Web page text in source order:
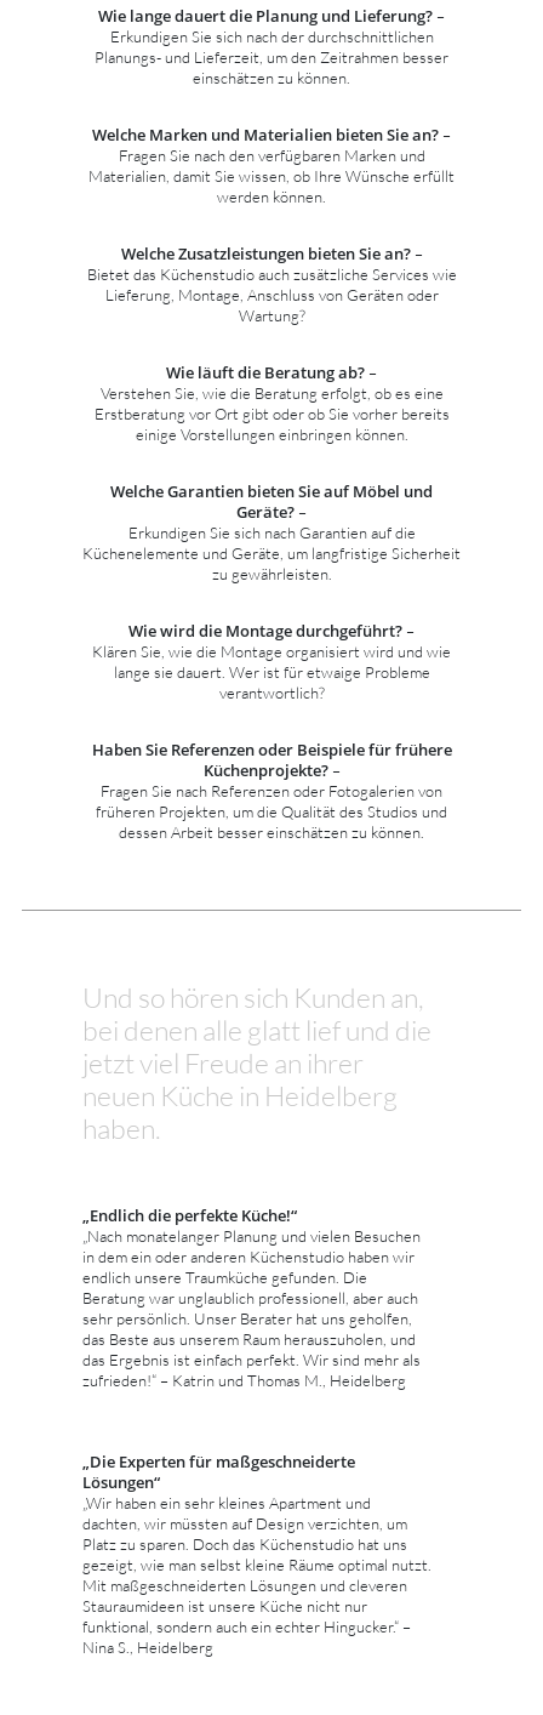
Wie lange dauert die Planung und Lieferung? –
Erkundigen Sie sich nach der durchschnittlichen
Planungs- und Lieferzeit, um den Zeitrahmen besser
einschätzen zu können.
Welche Marken und Materialien bieten Sie an? –
Fragen Sie nach den verfügbaren Marken und
Materialien, damit Sie wissen, ob Ihre Wünsche erfüllt
werden können.
Welche Zusatzleistungen bieten Sie an?–
Bietet das Küchenstudio auch zusätzliche Services wie
Lieferung, Montage, Anschluss von Geräten oder
Wartung?
Wie läuft die Beratung ab? –
Verstehen Sie, wie die Beratung erfolgt, ob es eine
Erstberatung vor Ort gibt oder ob Sie vorher bereits
einige Vorstellungen einbringen können.
Welche Garantien bieten Sie auf Möbel und
Geräte? –
Erkundigen Sie sich nach Garantien auf die
Küchenelemente und Geräte, um langfristige Sicherheit
zu gewährleisten.
Wie wird die Montage durchgeführt? –
Klären Sie, wie die Montage organisiert wird und wie
lange sie dauert. Wer ist für etwaige Probleme
verantwortlich?
Haben Sie Referenzen oder Beispiele für frühere
Küchenprojekte? –
Fragen Sie nach Referenzen oder Fotogalerien von
früheren Projekten, um die Qualität des Studios und
dessen Arbeit besser einschätzen zu können.
Und so hören sich Kunden an,
bei denen alle glatt lief und die
jetzt viel Freude an ihrer
neuen Küche in Heidelberg
haben.
„Endlich die perfekte Küche!“
„Nach monatelanger Planung und vielen Besuchen
in dem ein oder anderen Küchenstudio haben wir
endlich unsere Traumküche gefunden. Die
Beratung war unglaublich professionell, aber auch
sehr persönlich. Unser Berater hat uns geholfen,
das Beste aus unserem Raum herauszuholen, und
das Ergebnis ist einfach perfekt. Wir sind mehr als
zufrieden!“ – Katrin und Thomas M., Heidelberg
„Die Experten für maßgeschneiderte
Lösungen“
„Wir haben ein sehr kleines Apartment und
dachten, wir müssten auf Design verzichten, um
Platz zu sparen. Doch das Küchenstudio hat uns
gezeigt, wie man selbst kleine Räume optimal nutzt.
Mit maßgeschneiderten Lösungen und cleveren
Stauraumideen ist unsere Küche nicht nur
funktional, sondern auch ein echter Hingucker.“ –
Nina S., Heidelberg